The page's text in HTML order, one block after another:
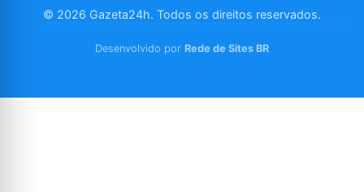
© 2026 Gazeta24h. Todos os direitos reservados.
Desenvolvido por Rede de Sites BR